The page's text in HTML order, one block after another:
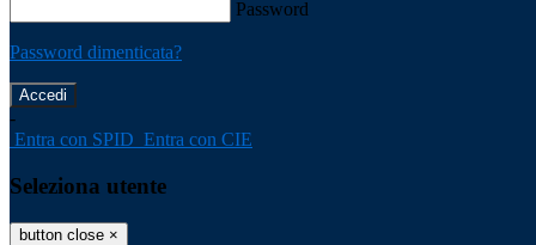
Password
Password dimenticata?
-
Entra con SPID Entra con CIE
Seleziona utente
button close ×